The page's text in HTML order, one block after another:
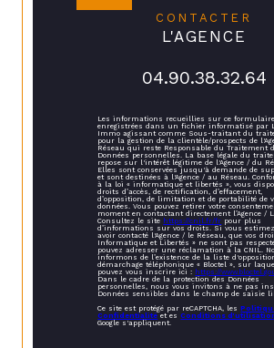
CONTACTER
L'AGENCE
04.90.38.32.64
Les informations recueillies sur ce
enregistrées dans un fichier informatisé par
Immo agissant comme Sous-traitant du
pour la gestion de la clientèle/prospects de
Réseau qui reste Responsable du Traitement
Données personnelles. La base légale du
repose sur l'intérêt légitime de l'Agence / du
Elles sont conservées jusqu'à demande de
et sont destinées à l'Agence / au Réseau.
à la loi « informatique et libertés », vous
droits d’accès, de rectification, d’effacement,
d’opposition, de limitation et de portabilité de
données. Vous pouvez retirer votre
moment en contactant directement l’Agence /
Consultez le site https://cnil.fr/fr pour plus
d’informations sur vos droits. Si vous
avoir contacté l'Agence / le Réseau, que vos
Informatique et Libertés » ne sont pas
pouvez adresser une réclamation à la CNIL.
informons de l’existence de la liste
démarchage téléphonique « Bloctel », sur
pouvez vous inscrire ici : https://
Dans le cadre de la protection des Données
personnelles, nous vous invitons à ne pas
Données sensibles dans le champ de saisie
Ce site est protégé par reCAPTCHA, les
Confidentialité et esConditions
Google s'appliquent.